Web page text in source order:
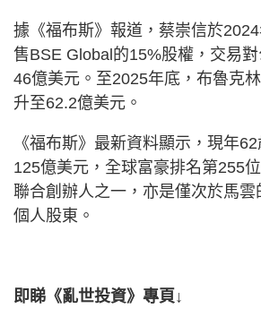
據《福布斯》報道，蔡崇信於
售BSE Global的15%股權，交易
46億美元。至2025年底，布魯克
升至62.2億美元。
《福布斯》最新資料顯示，現年
125億美元，全球富豪排名第255
聯合創辦人之一，亦是僅次於馬雲
個人股東。
即睇《亂世投資》專頁↓